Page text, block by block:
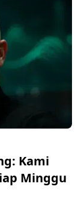
Kami
Minggu